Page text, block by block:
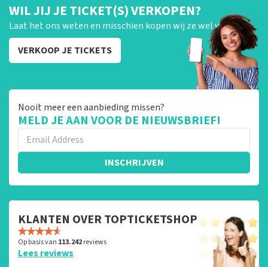
WIL JIJ JE TICKET(S) VERKOPEN?
Laat het ons weten en misschien kopen wij ze wel van je!
VERKOOP JE TICKETS
Nooit meer een aanbieding missen?
MELD JE AAN VOOR DE NIEUWSBRIEF!
INSCHRIJVEN
KLANTEN OVER TOPTICKETSHOP
Op basis van 113.242reviews
Lees reviews